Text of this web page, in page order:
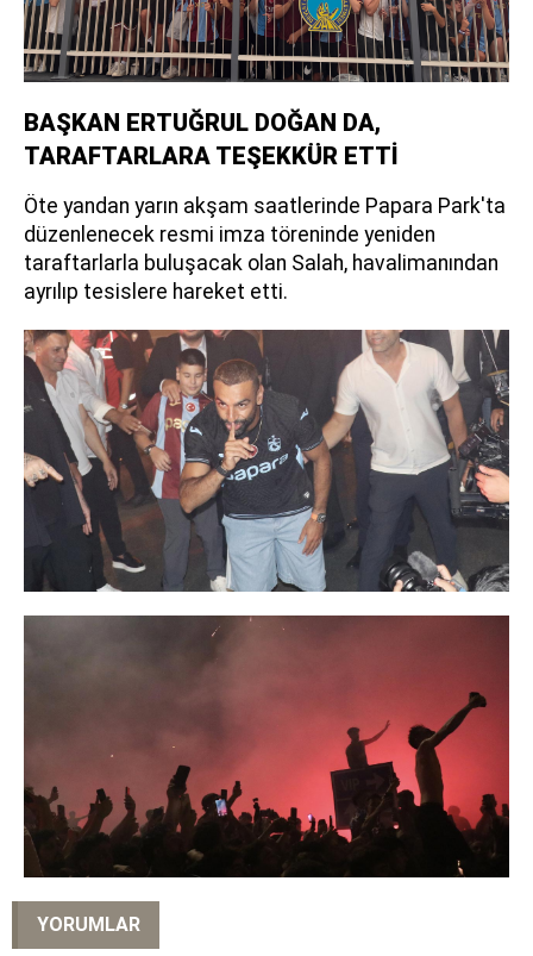
BAŞKAN ERTUĞRUL DOĞAN DA,
TARAFTARLARA TEŞEKKÜR ETTİ
Öte yandan yarın akşam saatlerinde Papara Park'ta
düzenlenecek resmi imza töreninde yeniden
taraftarlarla buluşacak olan Salah, havalimanından
ayrılıp tesislere hareket etti.
YORUMLAR